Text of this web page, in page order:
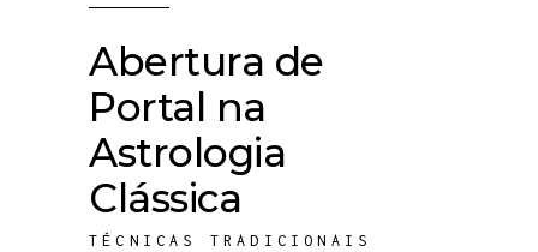
Abertura de
Portal na
Astrologia
Clássica
TÉCNICAS TRADICIONAIS